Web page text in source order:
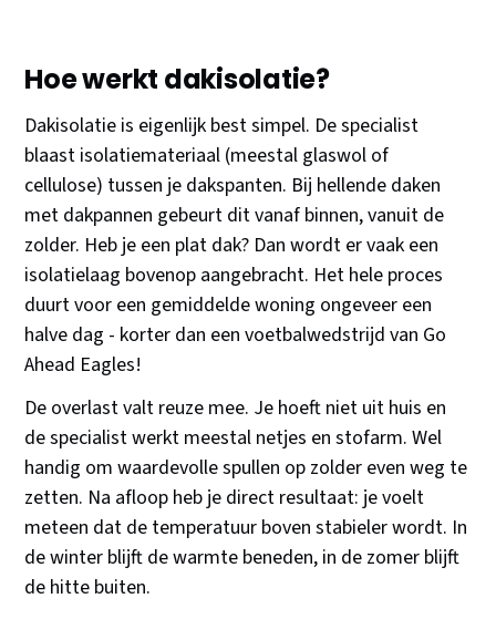
Hoe werkt dakisolatie?
Dakisolatie is eigenlijk best simpel. De specialist
blaast isolatiemateriaal (meestal glaswol of
cellulose) tussen je dakspanten. Bij hellende daken
met dakpannen gebeurt dit vanaf binnen, vanuit de
zolder. Heb je een plat dak? Dan wordt er vaak een
isolatielaag bovenop aangebracht. Het hele proces
duurt voor een gemiddelde woning ongeveer een
halve dag - korter dan een voetbalwedstrijd van Go
Ahead Eagles!
De overlast valt reuze mee. Je hoeft niet uit huis en
de specialist werkt meestal netjes en stofarm. Wel
handig om waardevolle spullen op zolder even weg te
zetten. Na afloop heb je direct resultaat: je voelt
meteen dat de temperatuur boven stabieler wordt. In
de winter blijft de warmte beneden, in de zomer blijft
de hitte buiten.